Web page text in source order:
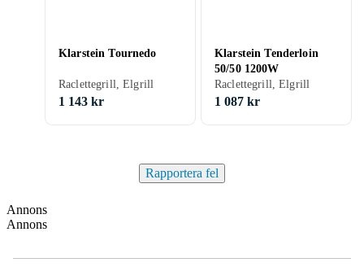
Klarstein Tournedo
Raclettegrill, Elgrill
1 143 kr
Klarstein Tenderloin
50/50 1200W
Raclettegrill, Elgrill
1 087 kr
Rapportera fel
Annons
Annons